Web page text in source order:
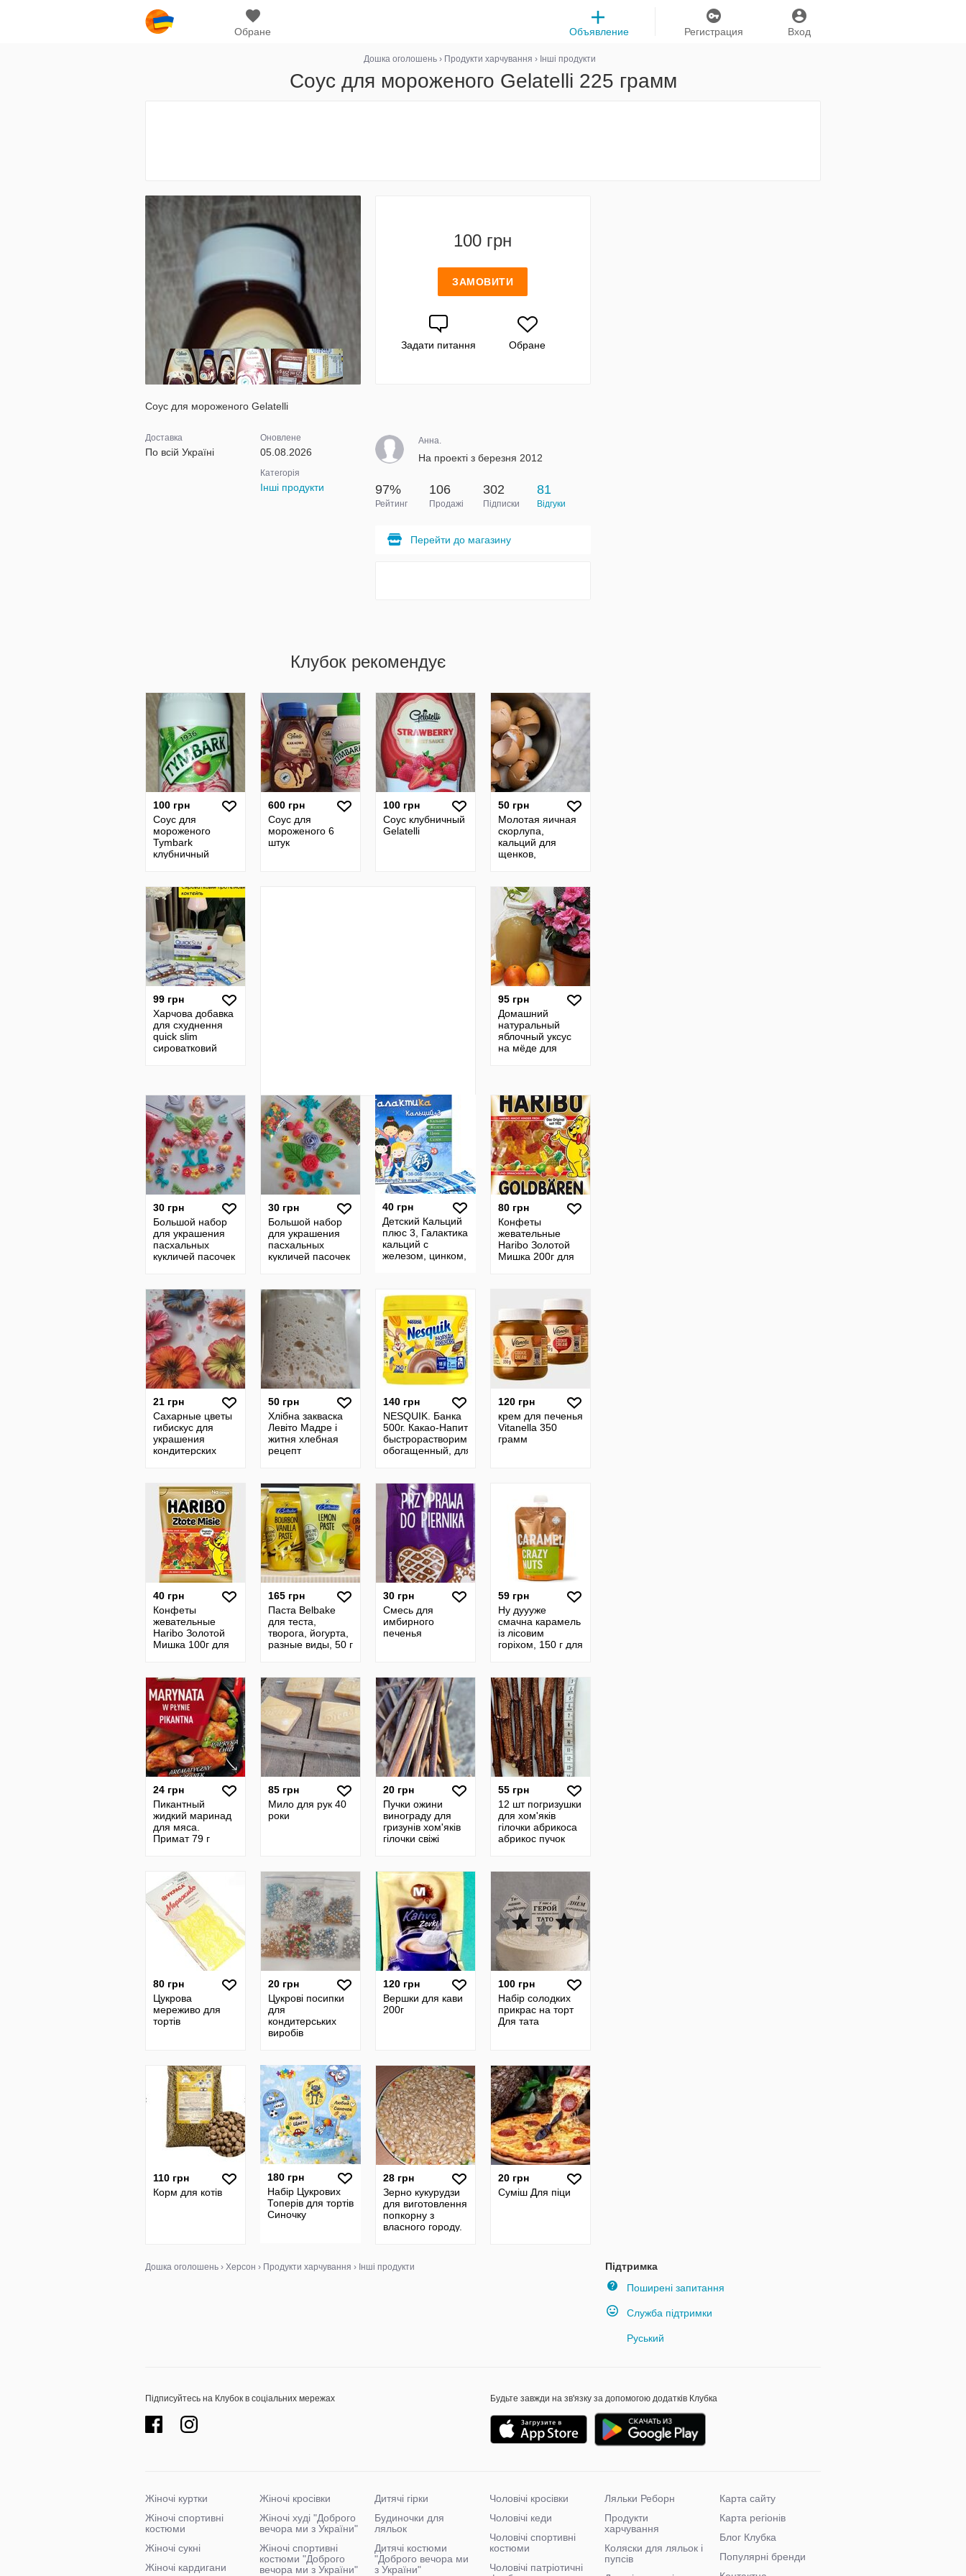
Обране Вход
Регистрация
Объявление
Дошка оголошень› Продукти харчування › Інші продукти
Соус для мороженого Gelatelli 225 грамм
100 грн
ЗАМОВИТИ
Задати питання Обране
Соус для мороженого Gelatelli
Доставка
По всій Україні
Оновлене
05.08.2026
Категорія
Інші продукти
Анна.
На проекті з березня 2012
97%
Рейтинг
106
Продажі
302
Підписки
81
Відгуки
Перейти до магазину
Клубок рекомендує
100 грн
Соус для
мороженого
Tymbark
клубничный
600 грн
Соус для
мороженого 6
штук
100 грн
Соус клубничный
Gelatelli
50 грн
Молотая яичная
скорлупа,
кальций для
щенков,
99 грн
Харчова добавка
для схуднення
quick slim
сироватковий
похудения
95 грн
Домашний
натуральный
яблочный уксус
на мёде для
30 грн
Большой набор
для украшения
пасхальных
кукличей пасочек
30 грн
Большой набор
для украшения
пасхальных
кукличей пасочек
40 грн
Детский Кальций
плюс 3, Галактика
кальций с
железом, цинком,
80 грн
Конфеты
жевательные
Haribo Золотой
Мишка 200г для
21 грн
Сахарные цветы
гибискус для
украшения
кондитерских
50 грн
Хлібна закваска
Левіто Мадре і
житня хлебная
рецепт
выпечки ржаная
140 грн
NESQUIK. Банка
500г. Какао-Напиток
быстрорастворимый,
обогащенный, для
120 грн
крем для печенья
Vitanella 350
грамм
40 грн
Конфеты
жевательные
Haribo Золотой
Мишка 100г для
165 грн
Паста Belbake
для теста,
творога, йогурта,
разные виды, 50 г
30 грн
Смесь для
имбирного
печенья
59 грн
Ну дуууже
смачна карамель
із лісовим
горіхом, 150 г для
морозива та ін
24 грн
Пикантный
жидкий маринад
для мяса.
Примат 79 г
85 грн
Мило для рук 40
роки
20 грн
Пучки ожини
винограду для
гризунів хом'яків
гілочки свіжі
черешня
55 грн
12 шт погризушки
для хом'яків
гілочки абрикоса
абрикос пучок
гризунець дерево
80 грн
Цукрова
мереживо для
тортів
20 грн
Цукрові посипки
для
кондитерських
виробів
120 грн
Вершки для кави
200г
100 грн
Набір солодких
прикрас на торт
Для тата
110 грн
Корм для котів
180 грн
Набір Цукрових
Топерів для тортів
Синочку
28 грн
Зерно кукурудзи
для виготовлення
попкорну з
власного городу.
20 грн
Суміш Для піци
Підтримка
Поширені запитання
Служба підтримки
Руський
Дошка оголошень › Херсон › Продукти харчування › Інші продукти
Підписуйтесь на Клубок в соціальних мережах Будьте завжди на зв'язку за допомогою додатків Клубка
Жіночі куртки
Жіночі спортивні
костюми
Жіночі сукні
Жіночі кардигани
Жіночі кросівки
Жіночі худі "Доброго
вечора ми з України"
Жіночі спортивні
костюми "Доброго
вечора ми з України"
Дитячі гірки
Будиночки для
ляльок
Дитячі костюми
"Доброго вечора ми
з України"
Чоловічі кросівки
Чоловічі кеди
Чоловічі спортивні
костюми
Чоловічі патріотичні
Ляльки Реборн
Продукти
харчування
Коляски для ляльок і
пупсів
Карта сайту
Карта регіонів
Блог Клубка
Популярні бренди